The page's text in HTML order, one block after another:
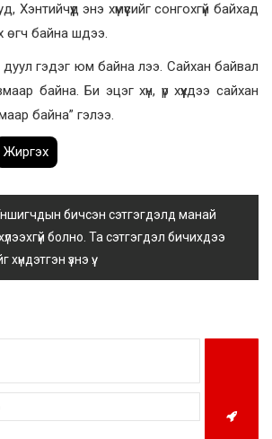
Хэнтийчүүд энэ хүмүүсийг сонгохгүй байхад
өгч байна шдээ.
дуул гэдэг юм байна лээ. Сайхан байвал
байна. Би эцэг хүн, үр хүүхдээ сайхан
байна” гэлээ.
Жиргэх
бичсэн сэтгэгдэлд манай
болно. Та сэтгэгдэл бичихдээ
үзнэ үү.